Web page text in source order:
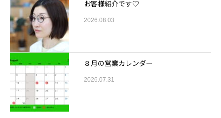
お客様紹介です♡
2026.08.03
８月の営業カレンダー
2026.07.31